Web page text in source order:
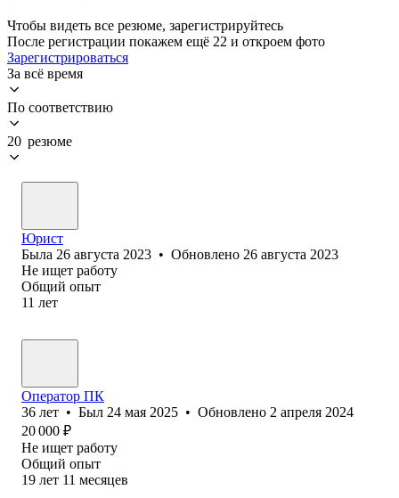
Чтобы видеть все резюме, зарегистрируйтесь
После регистрации покажем ещё 22 и откроем фото
Зарегистрироваться
За всё время
По соответствию
20 резюме
Юрист
Была 26 августа 2023 • Обновлено 26 августа 2023
Не ищет работу
Общий опыт
11 лет
Оператор ПК
36 лет • Был 24 мая 2025 • Обновлено 2 апреля 2024
20 000 ₽
Не ищет работу
Общий опыт
19 лет 11 месяцев